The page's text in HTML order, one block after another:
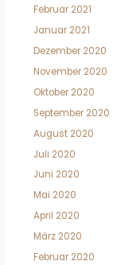
Februar 2021
Januar 2021
Dezember 2020
November 2020
Oktober 2020
September 2020
August 2020
Juli 2020
Juni 2020
Mai 2020
April 2020
März 2020
Februar 2020